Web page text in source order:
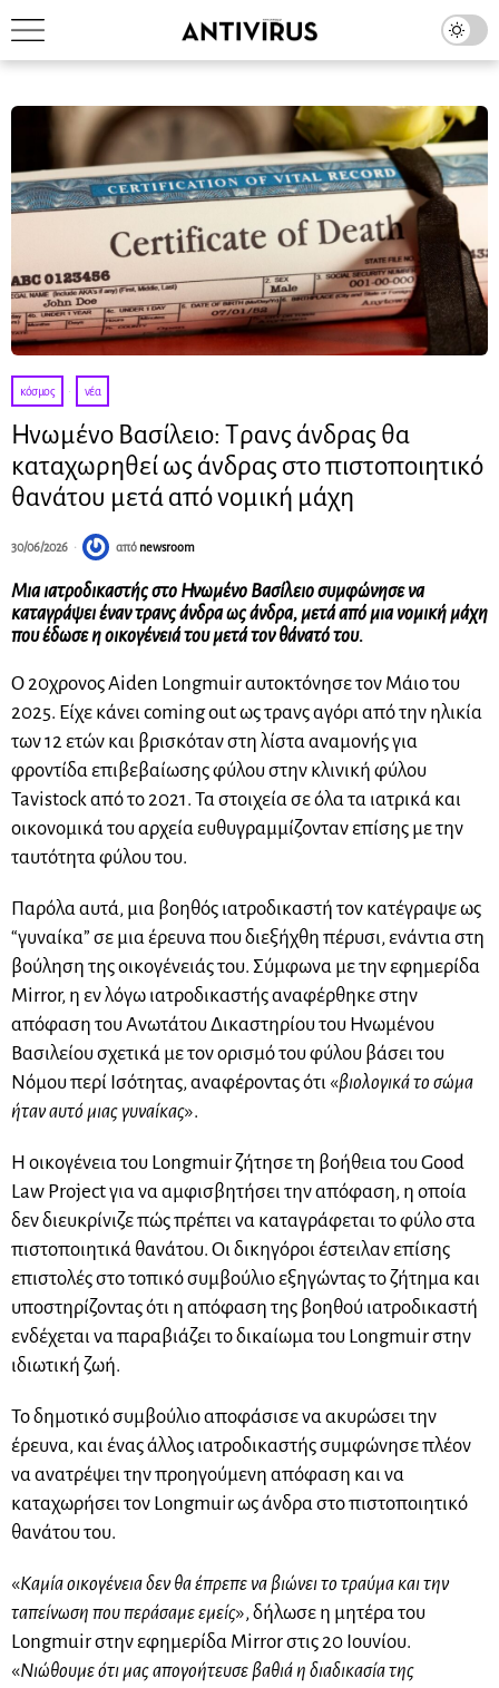
κόσμος · νέα
Ηνωμένο Βασίλειο: Τρανς άνδρας θα
καταχωρηθεί ως άνδρας στο πιστοποιητικό
θανάτου μετά από νομική μάχη
30/06/2026 από newsroom
Μια ιατροδικαστής στο Ηνωμένο Βασίλειο συμφώνησε να
καταγράψει έναν τρανς άνδρα ως άνδρα, μετά από μια νομική μάχη
που έδωσε η οικογένειά του μετά τον θάνατό του.
Ο 20χρονος Aiden Longmuir αυτοκτόνησε τον Μάιο του
2025. Είχε κάνει coming out ως τρανς αγόρι από την ηλικία
των 12 ετών και βρισκόταν στη λίστα αναμονής για
φροντίδα επιβεβαίωσης φύλου στην κλινική φύλου
Tavistock από το 2021. Τα στοιχεία σε όλα τα ιατρικά και
οικονομικά του αρχεία ευθυγραμμίζονταν επίσης με την
ταυτότητα φύλου του.
Παρόλα αυτά, μια βοηθός ιατροδικαστή τον κατέγραψε ως
“γυναίκα” σε μια έρευνα που διεξήχθη πέρυσι, ενάντια στη
βούληση της οικογένειάς του. Σύμφωνα με την εφημερίδα
Mirror, η εν λόγω ιατροδικαστής αναφέρθηκε στην
απόφαση του Ανωτάτου Δικαστηρίου του Ηνωμένου
Βασιλείου σχετικά με τον ορισμό του φύλου βάσει του
Νόμου περί Ισότητας, αναφέροντας ότι «βιολογικά το σώμα
ήταν αυτό μιας γυναίκας».
Η οικογένεια του Longmuir ζήτησε τη βοήθεια του Good
Law Project για να αμφισβητήσει την απόφαση, η οποία
δεν διευκρίνιζε πώς πρέπει να καταγράφεται το φύλο στα
πιστοποιητικά θανάτου. Οι δικηγόροι έστειλαν επίσης
επιστολές στο τοπικό συμβούλιο εξηγώντας το ζήτημα και
υποστηρίζοντας ότι η απόφαση της βοηθού ιατροδικαστή
ενδέχεται να παραβιάζει το δικαίωμα του Longmuir στην
ιδιωτική ζωή.
Το δημοτικό συμβούλιο αποφάσισε να ακυρώσει την
έρευνα, και ένας άλλος ιατροδικαστής συμφώνησε πλέον
να ανατρέψει την προηγούμενη απόφαση και να
καταχωρήσει τον Longmuir ως άνδρα στο πιστοποιητικό
θανάτου του.
«Καμία οικογένεια δεν θα έπρεπε να βιώνει το τραύμα και την
ταπείνωση που περάσαμε εμείς», δήλωσε η μητέρα του
Longmuir στην εφημερίδα Mirror στις 20 Ιουνίου.
«Νιώθουμε ότι μας απογοήτευσε βαθιά η διαδικασία της